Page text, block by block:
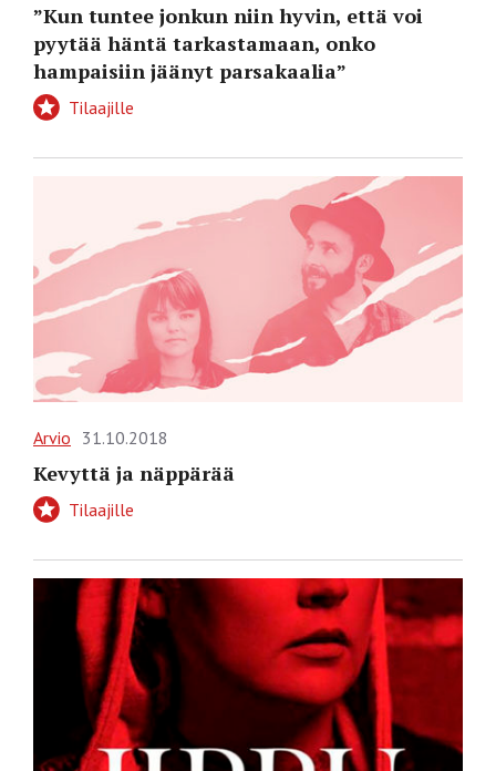
”Kun tuntee jonkun niin hyvin, että voi
pyytää häntä tarkastamaan, onko
hampaisiin jäänyt parsakaalia”
Tilaajille
Arvio 31.10.2018
Kevyttä ja näppärää
Tilaajille